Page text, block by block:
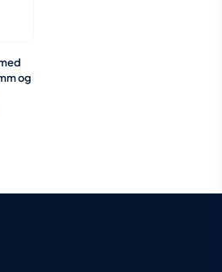
og